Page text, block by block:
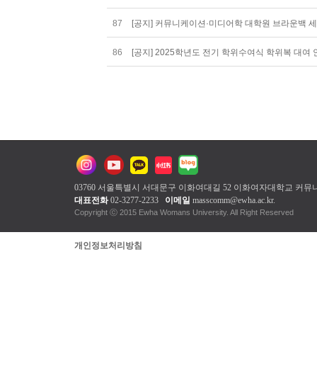
87 [공지] 커뮤니케이션·미디어학 대학원 브라운백
86 [공지] 2025학년도 전기 학위수여식 학위복 대여
03760 서울특별시 서대문구 이화여대길 52 이화여자대학교 커뮤
대표전화 02-3277-2233 이메일 masscomm@ewha.ac.kr.
Copyright ⓒ 2015 Ewha Womans
개인정보처리방침